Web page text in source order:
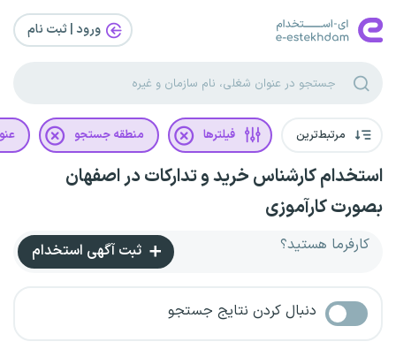
ورود | ثبت‌ نام
مرتبط‌ترین فیلترها منطقه جستجو
استخدام کارشناس خرید و تدارکات در اصفهان
بصورت کارآموزی
کارفرما هستید؟ ثبت آگهی استخدام
دنبال کردن نتایج جستجو